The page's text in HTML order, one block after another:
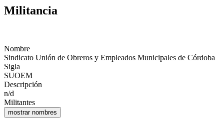
Militancia
Nombre
Sindicato Unión de Obreros y Empleados Municipales de Córdoba
Sigla
SUOEM
Descripción
n/d
Militantes